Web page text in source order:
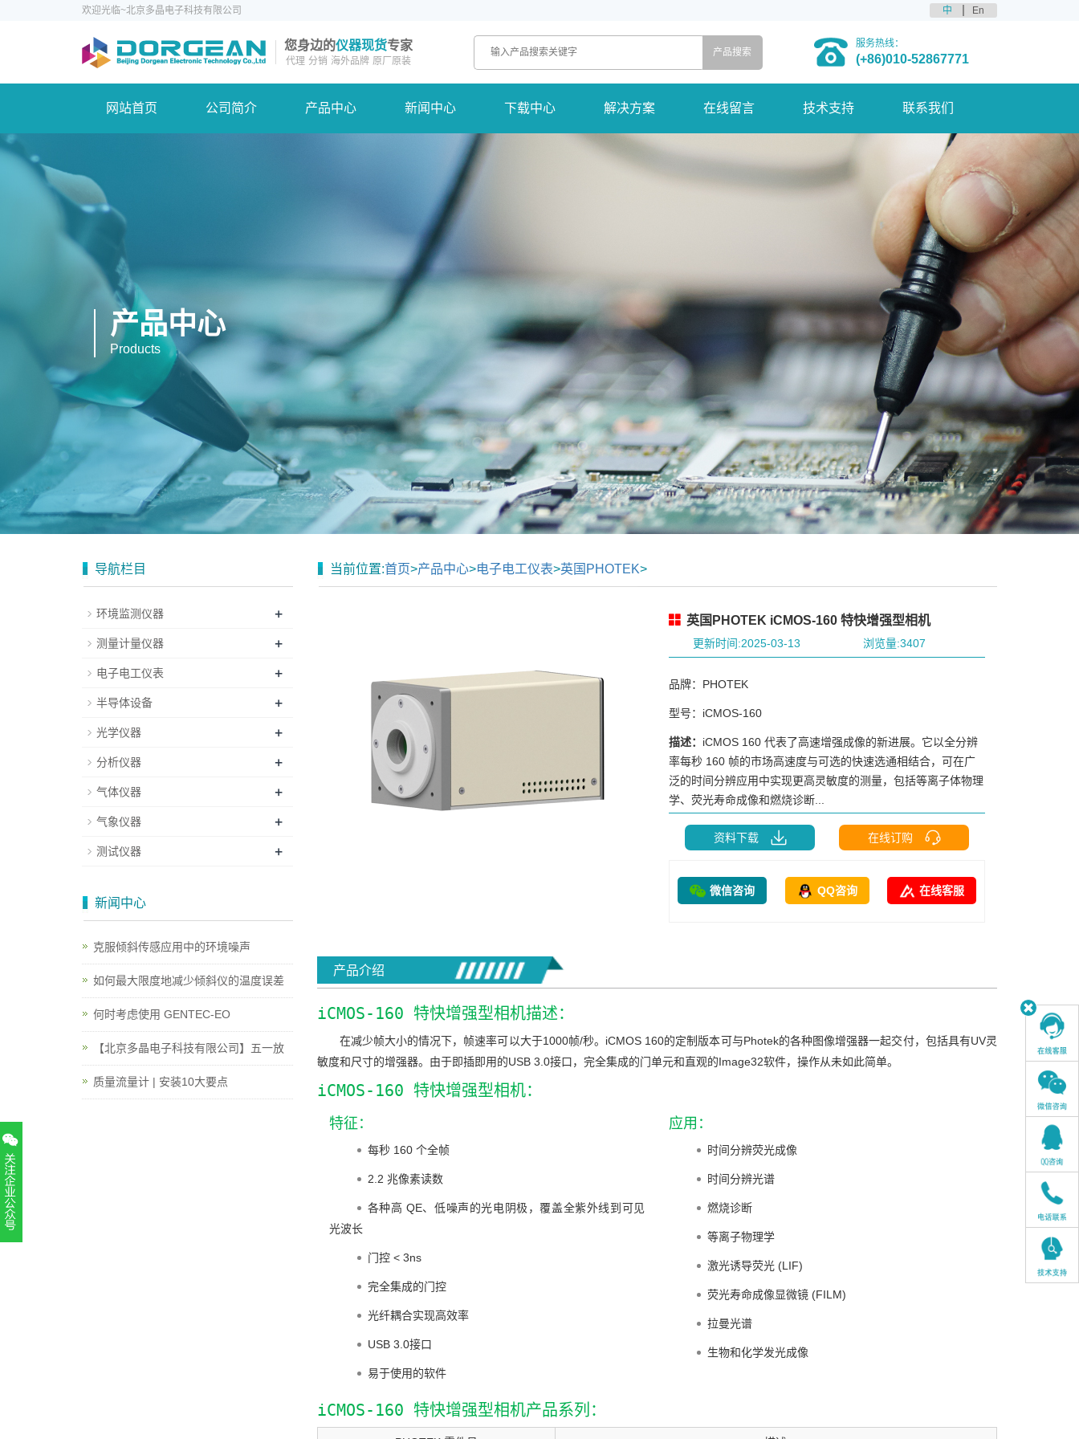
欢迎光临~北京多晶电子科技有限公司 中 En
您身边的仪器现货专家
代理 分销 海外品牌 原厂原装
服务热线：
(+86)010-52867771
网站首页 公司简介 产品中心 新闻中心 下载中心 解决方案 在线留言 技术支持 联系我们
产品中心
Products
当前位置:首页>产品中心>电子电工仪表>英国PHOTEK>
英国PHOTEK iCMOS-160 特快增强型相机
更新时间:2025-03-13 浏览量:3407
品牌：PHOTEK
型号：iCMOS-160
描述： iCMOS 160 代表了高速增强成像的新进展。它以全分辨
率每秒 160 帧的市场高速度与可选的快速选通相结合，可在广
泛的时间分辨应用中实现更高灵敏度的测量，包括等离子体物理
学、荧光寿命成像和燃烧诊断...
资料下载 在线订购
微信咨询 QQ咨询 在线客服
产品介绍
iCMOS-160 特快增强型相机描述：
在减少帧大小的情况下，帧速率可以大于1000帧/秒。iCMOS 160的定制版本可与Photek的各种图像增强器一起交付，包括具有UV灵
敏度和尺寸的增强器。由于即插即用的USB 3.0接口，完全集成的门单元和直观的Image32软件，操作从未如此简单。
iCMOS-160 特快增强型相机：
特征：
每秒 160 个全帧
2.2 兆像素读数
各种高 QE、低噪声的光电阴极，覆盖全紫外线到可见
光波长
门控 < 3ns
完全集成的门控
光纤耦合实现高效率
USB 3.0接口
易于使用的软件
应用：
时间分辨荧光成像
时间分辨光谱
燃烧诊断
等离子物理学
激光诱导荧光 (LIF)
荧光寿命成像显微镜 (FILM)
拉曼光谱
生物和化学发光成像
iCMOS-160 特快增强型相机产品系列：
导航栏目
环境监测仪器 +
测量计量仪器 +
电子电工仪表 +
半导体设备 +
光学仪器 +
分析仪器 +
气体仪器 +
气象仪器 +
测试仪器 +
新闻中心
克服倾斜传感应用中的环境噪声
如何最大限度地减少倾斜仪的温度误差
何时考虑使用 GENTEC-EO
【北京多晶电子科技有限公司】五一放
质量流量计 | 安装10大要点
扫一扫，关注官方账号